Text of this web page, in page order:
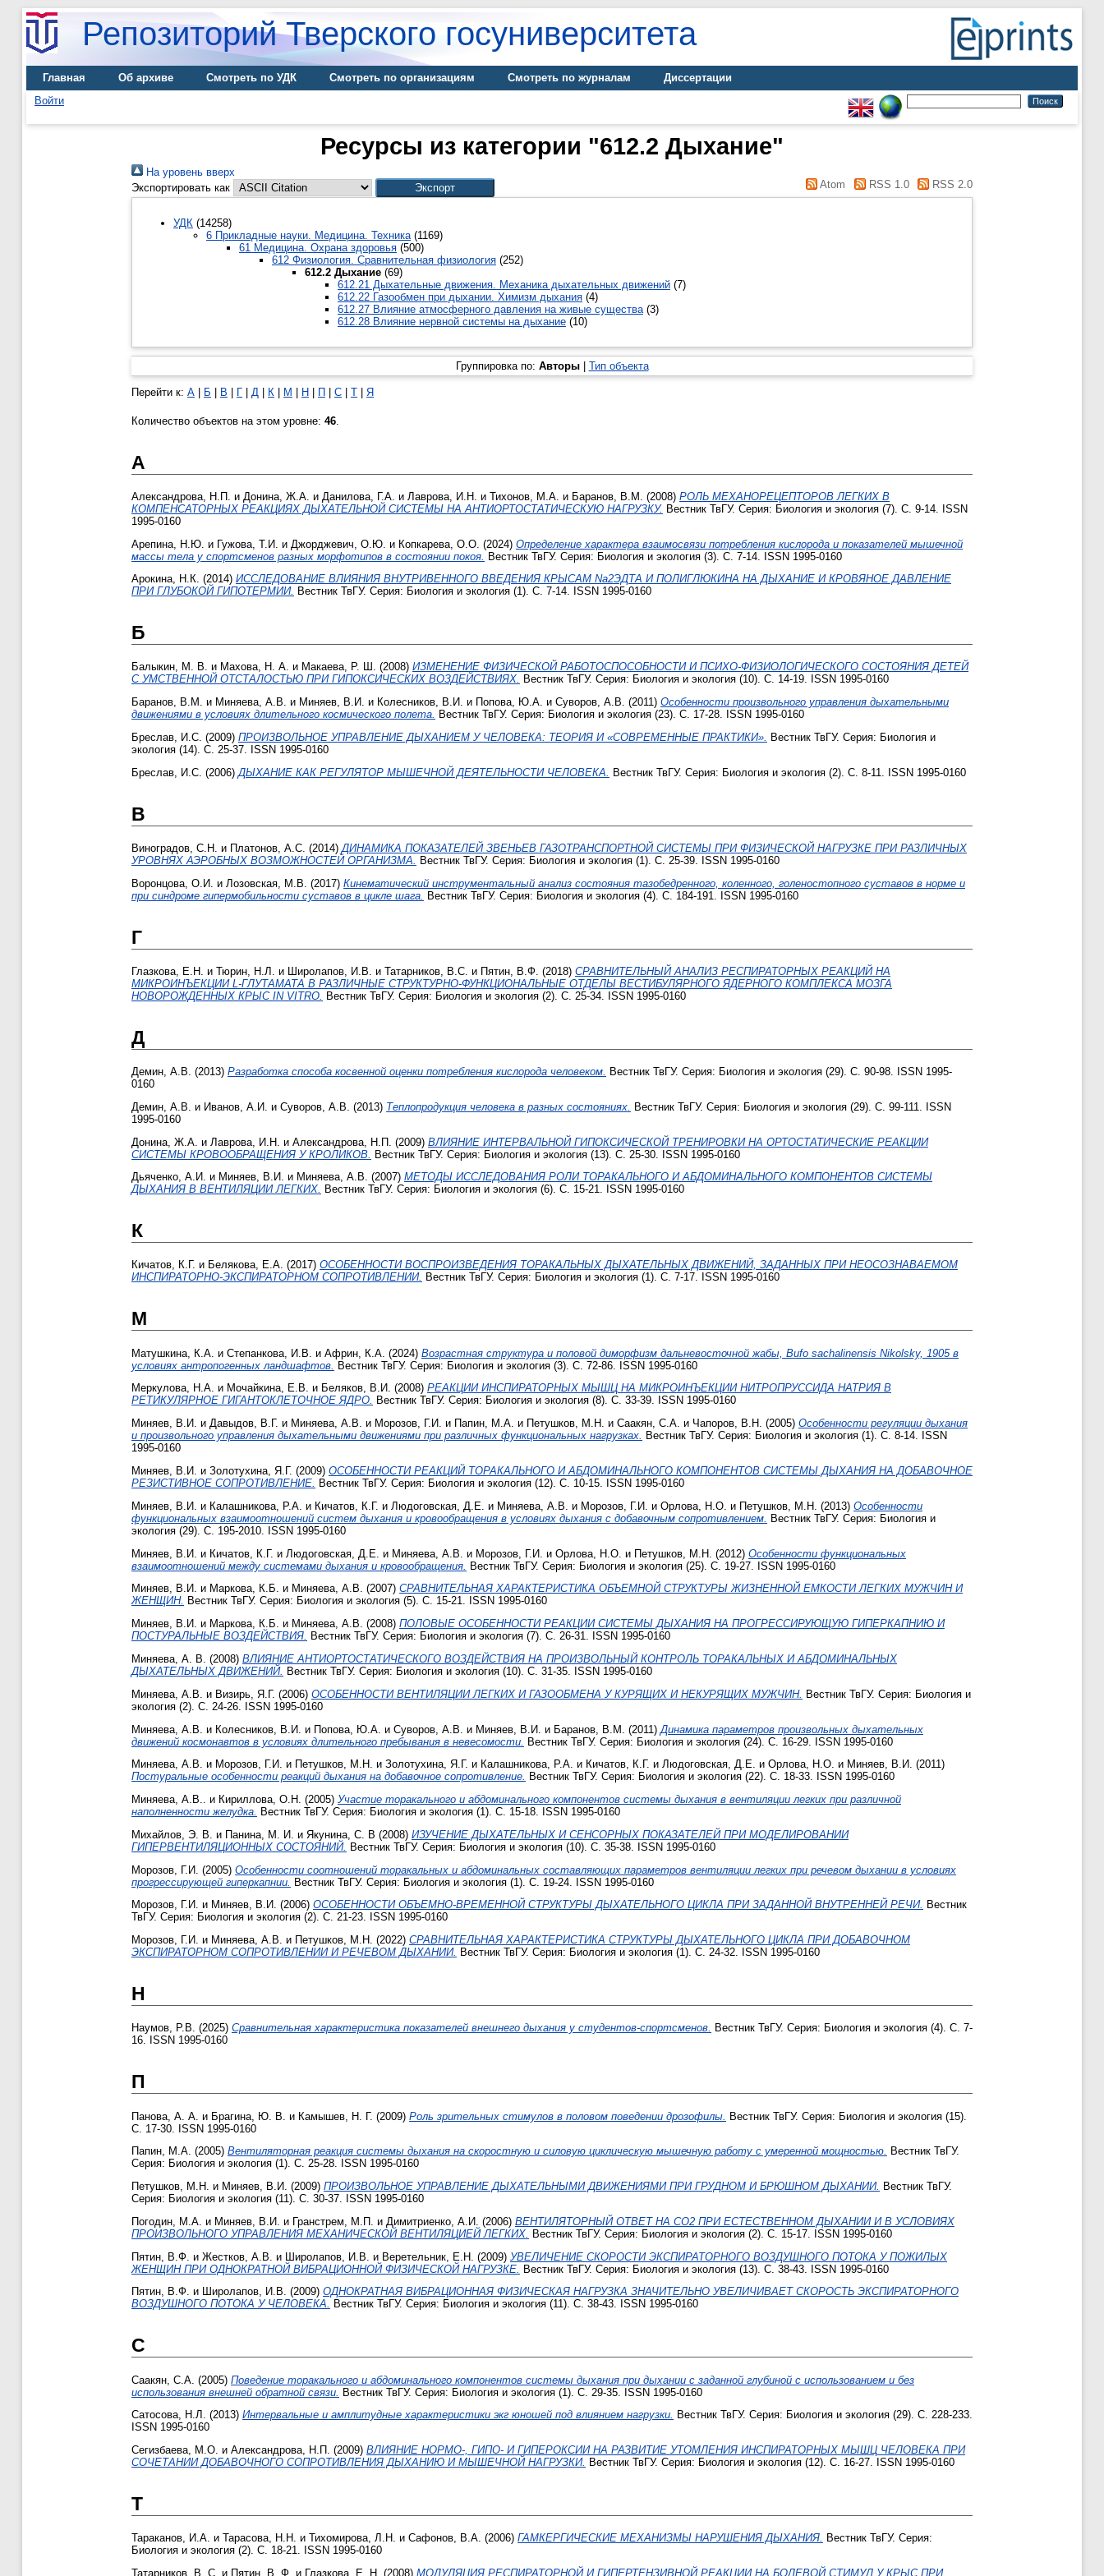
Репозиторий Тверского госуниверситета
Главная Об архиве Смотреть по УДК Смотреть по организациям Смотреть по журналам
Диссертации
Войти
Ресурсы из категории "612.2 Дыхание"
На уровень вверх
Экспортировать как
Atom RSS 1.0 RSS 2.0
УДК (14258)
6 Прикладные науки. Медицина. Техника (1169)
61 Медицина. Охрана здоровья (500)
612 Физиология. Сравнительная физиология (252)
612.2 Дыхание (69)
612.21 Дыхательные движения. Механика дыхательных движений (7)
612.22 Газообмен при дыхании. Химизм дыхания (4)
612.27 Влияние атмосферного давления на живые существа (3)
612.28 Влияние нервной системы на дыхание (10)
Группировка по: Авторы| Тип объекта
Перейти к: А | Б | В | Г | Д | К | М | Н | П | С | Т | Я
Количество объектов на этом уровне: 46
А
Александрова, Н.П. и Донина, Ж.А. и Данилова, Г.А. и Лаврова, И.Н. и Тихонов, М.А. и Баранов, В.М. (2008) РОЛЬ МЕХАНОРЕЦЕПТОРОВ ЛЕГКИХ В
КОМПЕНСАТОРНЫХ РЕАКЦИЯХ ДЫХАТЕЛЬНОЙ СИСТЕМЫ НА АНТИОРТОСТАТИЧЕСКУЮ НАГРУЗКУ. Вестник ТвГУ. Серия: Биология и экология (7). С. 9-14. ISSN
1995-0160
Арепина, Н.Ю. и Гужова, Т.И. и Джорджевич, О.Ю. и Копкарева, О.О. (2024) Определение характера взаимосвязи потребления кислорода и показателей мышечной
массы тела у спортсменов разных морфотипов в состоянии покоя. Вестник ТвГУ. Серия: Биология и экология (3). С. 7-14. ISSN 1995-0160
Арокина, Н.К. (2014) ИССЛЕДОВАНИЕ ВЛИЯНИЯ ВНУТРИВЕННОГО ВВЕДЕНИЯ КРЫСАМ Na2ЭДТА И ПОЛИГЛЮКИНА НА ДЫХАНИЕ И КРОВЯНОЕ ДАВЛЕНИЕ
ПРИ ГЛУБОКОЙ ГИПОТЕРМИИ. Вестник ТвГУ. Серия: Биология и экология (1). С. 7-14. ISSN 1995-0160
Б
Балыкин, М. В. и Махова, Н. А. и Макаева, Р. Ш. (2008) ИЗМЕНЕНИЕ ФИЗИЧЕСКОЙ РАБОТОСПОСОБНОСТИ И ПСИХО-ФИЗИОЛОГИЧЕСКОГО СОСТОЯНИЯ ДЕТЕЙ
С УМСТВЕННОЙ ОТСТАЛОСТЬЮ ПРИ ГИПОКСИЧЕСКИХ ВОЗДЕЙСТВИЯХ. Вестник ТвГУ. Серия: Биология и экология (10). С. 14-19. ISSN 1995-0160
Баранов, В.М. и Миняева, А.В. и Миняев, В.И. и Колесников, В.И. и Попова, Ю.А. и Суворов, А.В. (2011) Особенности произвольного управления дыхательными
движениями в условиях длительного космического полета. Вестник ТвГУ. Серия: Биология и экология (23). С. 17-28. ISSN 1995-0160
Бреслав, И.С. (2009) ПРОИЗВОЛЬНОЕ УПРАВЛЕНИЕ ДЫХАНИЕМ У ЧЕЛОВЕКА: ТЕОРИЯ И «СОВРЕМЕННЫЕ ПРАКТИКИ». Вестник ТвГУ. Серия: Биология и
экология (14). С. 25-37. ISSN 1995-0160
Бреслав, И.С. (2006) ДЫХАНИЕ КАК РЕГУЛЯТОР МЫШЕЧНОЙ ДЕЯТЕЛЬНОСТИ ЧЕЛОВЕКА. Вестник ТвГУ. Серия: Биология и экология (2). С. 8-11. ISSN 1995-0160
В
Виноградов, С.Н. и Платонов, А.С. (2014) ДИНАМИКА ПОКАЗАТЕЛЕЙ ЗВЕНЬЕВ ГАЗОТРАНСПОРТНОЙ СИСТЕМЫ ПРИ ФИЗИЧЕСКОЙ НАГРУЗКЕ ПРИ РАЗЛИЧНЫХ
УРОВНЯХ АЭРОБНЫХ ВОЗМОЖНОСТЕЙ ОРГАНИЗМА.
Вестник ТвГУ. Серия: Биология и экология (1). С. 25-39. ISSN 1995-0160
Воронцова, О.И. и Лозовская, М.В. (2017) Кинематический инструментальный анализ состояния тазобедренного, коленного, голеностопного суставов в норме и
при синдроме гипермобильности суставов в цикле шага. Вестник ТвГУ. Серия: Биология и экология (4). С. 184-191. ISSN 1995-0160
Г
Глазкова, Е.Н. и Тюрин, Н.Л. и Широлапов, И.В. и Татарников, В.С. и Пятин, В.Ф. (2018) СРАВНИТЕЛЬНЫЙ АНАЛИЗ РЕСПИРАТОРНЫХ РЕАКЦИЙ НА
МИКРОИНЪЕКЦИИ L-ГЛУТАМАТА В РАЗЛИЧНЫЕ СТРУКТУРНО-ФУНКЦИОНАЛЬНЫЕ ОТДЕЛЫ ВЕСТИБУЛЯРНОГО ЯДЕРНОГО КОМПЛЕКСА МОЗГА
НОВОРОЖДЕННЫХ КРЫС IN VITRO.
Вестник ТвГУ. Серия: Биология и экология (2). С. 25-34. ISSN 1995-0160
Д
Демин, А.В. (2013) Разработка способа косвенной оценки потребления кислорода человеком.
Вестник ТвГУ. Серия: Биология и экология (29). С. 90-98. ISSN 1995-
0160
Демин, А.В. и Иванов, А.И. и Суворов, А.В. (2013) Теплопродукция человека в разных состояниях. Вестник ТвГУ. Серия: Биология и экология (29). С. 99-111. ISSN
1995-0160
Донина, Ж.А. и Лаврова, И.Н. и Александрова, Н.П. (2009) ВЛИЯНИЕ ИНТЕРВАЛЬНОЙ ГИПОКСИЧЕСКОЙ ТРЕНИРОВКИ НА ОРТОСТАТИЧЕСКИЕ РЕАКЦИИ
СИСТЕМЫ КРОВООБРАЩЕНИЯ У КРОЛИКОВ. Вестник ТвГУ. Серия: Биология и экология (13). С. 25-30. ISSN 1995-0160
Дьяченко, А.И. и Миняев, В.И. и Миняева, А.В. (2007) МЕТОДЫ ИССЛЕДОВАНИЯ РОЛИ ТОРАКАЛЬНОГО И АБДОМИНАЛЬНОГО КОМПОНЕНТОВ СИСТЕМЫ
ДЫХАНИЯ В ВЕНТИЛЯЦИИ ЛЕГКИХ. Вестник ТвГУ. Серия: Биология и экология (6). С. 15-21. ISSN 1995-0160
К
Кичатов, К.Г. и Белякова, Е.А. (2017) ОСОБЕННОСТИ ВОСПРОИЗВЕДЕНИЯ ТОРАКАЛЬНЫХ ДЫХАТЕЛЬНЫХ ДВИЖЕНИЙ, ЗАДАННЫХ ПРИ НЕОСОЗНАВАЕМОМ
ИНСПИРАТОРНО-ЭКСПИРАТОРНОМ СОПРОТИВЛЕНИИ. Вестник ТвГУ. Серия: Биология и экология (1). С. 7-17. ISSN 1995-0160
М
Матушкина, К.А. и Степанкова, И.В. и Африн, К.А. (2024) Возрастная структура и половой диморфизм дальневосточной жабы, Bufo sachalinensis Nikolsky, 1905 в
условиях антропогенных ландшафтов. Вестник ТвГУ. Серия: Биология и экология (3). С. 72-86. ISSN 1995-0160
Меркулова, Н.А. и Мочайкина, Е.В. и Беляков, В.И. (2008) РЕАКЦИИ ИНСПИРАТОРНЫХ МЫШЦ НА МИКРОИНЪЕКЦИИ НИТРОПРУССИДА НАТРИЯ В
РЕТИКУЛЯРНОЕ ГИГАНТОКЛЕТОЧНОЕ ЯДРО. Вестник ТвГУ. Серия: Биология и экология (8). С. 33-39. ISSN 1995-0160
Миняев, В.И. и Давыдов, В.Г. и Миняева, А.В. и Морозов, Г.И. и Папин, М.А. и Петушков, М.Н. и Саакян, С.А. и Чапоров, В.Н. (2005) Особенности регуляции дыхания
и произвольного управления дыхательными движениями при различных функциональных нагрузках. Вестник ТвГУ. Серия: Биология и экология (1). С. 8-14. ISSN
1995-0160
Миняев, В.И. и Золотухина, Я.Г. (2009) ОСОБЕННОСТИ РЕАКЦИЙ ТОРАКАЛЬНОГО И АБДОМИНАЛЬНОГО КОМПОНЕНТОВ СИСТЕМЫ ДЫХАНИЯ НА ДОБАВОЧНОЕ
РЕЗИСТИВНОЕ СОПРОТИВЛЕНИЕ.
Вестник ТвГУ. Серия: Биология и экология (12). С. 10-15. ISSN 1995-0160
Миняев, В.И. и Калашникова, Р.А. и Кичатов, К.Г. и Людоговская, Д.Е. и Миняева, А.В. и Морозов, Г.И. и Орлова, Н.О. и Петушков, М.Н. (2013) Особенности
функциональных взаимоотношений систем дыхания и кровообращения в условиях дыхания с добавочным сопротивлением. Вестник ТвГУ. Серия: Биология и
экология (29). С. 195-2010. ISSN 1995-0160
Миняев, В.И. и Кичатов, К.Г. и Людоговская, Д.Е. и Миняева, А.В. и Морозов, Г.И. и Орлова, Н.О. и Петушков, М.Н. (2012) Особенности функциональных
взаимоотношений между системами дыхания и кровообращения. Вестник ТвГУ. Серия: Биология и экология (25). С. 19-27. ISSN 1995-0160
Миняев, В.И. и Маркова, К.Б. и Миняева, А.В. (2007) СРАВНИТЕЛЬНАЯ ХАРАКТЕРИСТИКА ОБЪЕМНОЙ СТРУКТУРЫ ЖИЗНЕННОЙ ЕМКОСТИ ЛЕГКИХ МУЖЧИН И
ЖЕНЩИН. Вестник ТвГУ. Серия: Биология и экология (5). С. 15-21. ISSN 1995-0160
Миняев, В.И. и Маркова, К.Б. и Миняева, А.В. (2008) ПОЛОВЫЕ ОСОБЕННОСТИ РЕАКЦИИ СИСТЕМЫ ДЫХАНИЯ НА ПРОГРЕССИРУЮЩУЮ ГИПЕРКАПНИЮ И
ПОСТУРАЛЬНЫЕ ВОЗДЕЙСТВИЯ. Вестник ТвГУ. Серия: Биология и экология (7). С. 26-31. ISSN 1995-0160
Миняева, А. В. (2008) ВЛИЯНИЕ АНТИОРТОСТАТИЧЕСКОГО ВОЗДЕЙСТВИЯ НА ПРОИЗВОЛЬНЫЙ КОНТРОЛЬ ТОРАКАЛЬНЫХ И АБДОМИНАЛЬНЫХ
ДЫХАТЕЛЬНЫХ ДВИЖЕНИЙ. Вестник ТвГУ. Серия: Биология и экология (10). С. 31-35. ISSN 1995-0160
Миняева, А.В. и Визирь, Я.Г. (2006) ОСОБЕННОСТИ ВЕНТИЛЯЦИИ ЛЕГКИХ И ГАЗООБМЕНА У КУРЯЩИХ И НЕКУРЯЩИХ МУЖЧИН. Вестник ТвГУ. Серия: Биология и
экология (2). С. 24-26. ISSN 1995-0160
Миняева, А.В. и Колесников, В.И. и Попова, Ю.А. и Суворов, А.В. и Миняев, В.И. и Баранов, В.М. (2011) Динамика параметров произвольных дыхательных
движений космонавтов в условиях длительного пребывания в невесомости. Вестник ТвГУ. Серия: Биология и экология (24). С. 16-29. ISSN 1995-0160
Миняева, А.В. и Морозов, Г.И. и Петушков, М.Н. и Золотухина, Я.Г. и Калашникова, Р.А. и Кичатов, К.Г. и Людоговская, Д.Е. и Орлова, Н.О. и Миняев, В.И. (2011)
Постуральные особенности реакций дыхания на добавочное сопротивление. Вестник ТвГУ. Серия: Биология и экология (22). С. 18-33. ISSN 1995-0160
Миняева, А.В.. и Кириллова, О.Н. (2005) Участие торакального и абдоминального компонентов системы дыхания в вентиляции легких при различной
наполненности желудка. Вестник ТвГУ. Серия: Биология и экология (1). С. 15-18. ISSN 1995-0160
Михайлов, Э. В. и Панина, М. И. и Якунина, С. В (2008) ИЗУЧЕНИЕ ДЫХАТЕЛЬНЫХ И СЕНСОРНЫХ ПОКАЗАТЕЛЕЙ ПРИ МОДЕЛИРОВАНИИ
ГИПЕРВЕНТИЛЯЦИОННЫХ СОСТОЯНИЙ. Вестник ТвГУ. Серия: Биология и экология (10). С. 35-38. ISSN 1995-0160
Морозов, Г.И. (2005) Особенности соотношений торакальных и абдоминальных составляющих параметров вентиляции легких при речевом дыхании в условиях
прогрессирующей гиперкапнии. Вестник ТвГУ. Серия: Биология и экология (1). С. 19-24. ISSN 1995-0160
Морозов, Г.И. и Миняев, В.И. (2006) ОСОБЕННОСТИ ОБЪЕМНО-ВРЕМЕННОЙ СТРУКТУРЫ ДЫХАТЕЛЬНОГО ЦИКЛА ПРИ ЗАДАННОЙ ВНУТРЕННЕЙ РЕЧИ. Вестник
ТвГУ. Серия: Биология и экология (2). С. 21-23. ISSN 1995-0160
Морозов, Г.И. и Миняева, А.В. и Петушков, М.Н. (2022) СРАВНИТЕЛЬНАЯ ХАРАКТЕРИСТИКА СТРУКТУРЫ ДЫХАТЕЛЬНОГО ЦИКЛА ПРИ ДОБАВОЧНОМ
ЭКСПИРАТОРНОМ СОПРОТИВЛЕНИИ И РЕЧЕВОМ ДЫХАНИИ. Вестник ТвГУ. Серия: Биология и экология (1). С. 24-32. ISSN 1995-0160
Н
Наумов, Р.В. (2025) Сравнительная характеристика показателей внешнего дыхания у студентов-спортсменов. Вестник ТвГУ. Серия: Биология и экология (4). С. 7-
16. ISSN 1995-0160
П
Панова, А. А. и Брагина, Ю. В. и Камышев, Н. Г. (2009) Роль зрительных стимулов в половом поведении дрозофилы. Вестник ТвГУ. Серия: Биология и экология (15).
С. 17-30. ISSN 1995-0160
Папин, М.А. (2005) Вентиляторная реакция системы дыхания на скоростную и силовую циклическую мышечную работу с умеренной мощностью. Вестник ТвГУ.
Серия: Биология и экология (1). С. 25-28. ISSN 1995-0160
Петушков, М.Н. и Миняев, В.И. (2009) ПРОИЗВОЛЬНОЕ УПРАВЛЕНИЕ ДЫХАТЕЛЬНЫМИ ДВИЖЕНИЯМИ ПРИ ГРУДНОМ И БРЮШНОМ ДЫХАНИИ. Вестник ТвГУ.
Серия: Биология и экология (11). С. 30-37. ISSN 1995-0160
Погодин, М.А. и Миняев, В.И. и Гранстрем, М.П. и Димитриенко, А.И. (2006) ВЕНТИЛЯТОРНЫЙ ОТВЕТ НА CO2 ПРИ ЕСТЕСТВЕННОМ ДЫХАНИИ И В УСЛОВИЯХ
ПРОИЗВОЛЬНОГО УПРАВЛЕНИЯ МЕХАНИЧЕСКОЙ ВЕНТИЛЯЦИЕЙ ЛЕГКИХ.
Вестник ТвГУ. Серия: Биология и экология (2). С. 15-17. ISSN 1995-0160
Пятин, В.Ф. и Жестков, А.В. и Широлапов, И.В. и Веретельник, Е.Н. (2009) УВЕЛИЧЕНИЕ СКОРОСТИ ЭКСПИРАТОРНОГО ВОЗДУШНОГО ПОТОКА У ПОЖИЛЫХ
ЖЕНЩИН ПРИ ОДНОКРАТНОЙ ВИБРАЦИОННОЙ ФИЗИЧЕСКОЙ НАГРУЗКЕ. Вестник ТвГУ. Серия: Биология и экология (13). С. 38-43. ISSN 1995-0160
Пятин, В.Ф. и Широлапов, И.В. (2009) ОДНОКРАТНАЯ ВИБРАЦИОННАЯ ФИЗИЧЕСКАЯ НАГРУЗКА ЗНАЧИТЕЛЬНО УВЕЛИЧИВАЕТ СКОРОСТЬ ЭКСПИРАТОРНОГО
ВОЗДУШНОГО ПОТОКА У ЧЕЛОВЕКА. Вестник ТвГУ. Серия: Биология и экология (11). С. 38-43. ISSN 1995-0160
С
Саакян, С.А. (2005) Поведение торакального и абдоминального компонентов системы дыхания при дыхании с заданной глубиной с использованием и без
использования внешней обратной связи. Вестник ТвГУ. Серия: Биология и экология (1). С. 29-35. ISSN 1995-0160
Сатосова, Н.Л. (2013) Интервальные и амплитудные характеристики экг юношей под влиянием нагрузки. Вестник ТвГУ. Серия: Биология и экология (29). С. 228-233.
ISSN 1995-0160
Сегизбаева, М.О. и Александрова, Н.П. (2009) ВЛИЯНИЕ НОРМО-, ГИПО- И ГИПЕРОКСИИ НА РАЗВИТИЕ УТОМЛЕНИЯ ИНСПИРАТОРНЫХ МЫШЦ ЧЕЛОВЕКА ПРИ
СОЧЕТАНИИ ДОБАВОЧНОГО СОПРОТИВЛЕНИЯ ДЫХАНИЮ И МЫШЕЧНОЙ НАГРУЗКИ. Вестник ТвГУ. Серия: Биология и экология (12). С. 16-27. ISSN 1995-0160
Т
Тараканов, И.А. и Тарасова, Н.Н. и Тихомирова, Л.Н. и Сафонов, В.А. (2006) ГАМКЕРГИЧЕСКИЕ МЕХАНИЗМЫ НАРУШЕНИЯ ДЫХАНИЯ. Вестник ТвГУ. Серия:
Биология и экология (2). С. 18-21. ISSN 1995-0160
Татарников, В. С. и Пятин, В. Ф. и Глазкова, Е. Н. (2008) МОДУЛЯЦИЯ РЕСПИРАТОРНОЙ И ГИПЕРТЕНЗИВНОЙ РЕАКЦИИ НА БОЛЕВОЙ СТИМУЛ У КРЫС ПРИ